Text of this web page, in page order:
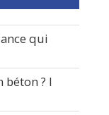
qui
béton ? I